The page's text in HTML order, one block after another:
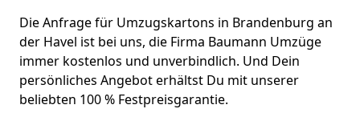
Die Anfrage für Umzugskartons in Brandenburg an
der Havel ist bei uns, die Firma Baumann Umzüge
immer kostenlos und unverbindlich. Und Dein
persönliches Angebot erhältst Du mit unserer
beliebten 100 % Festpreisgarantie.